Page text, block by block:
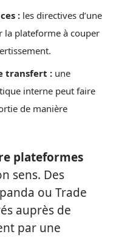
: les directives d’une
la plateforme à couper
transfert : une
interne peut faire
de manière
plateformes
sens. Des
ou Trade
auprès de
par une